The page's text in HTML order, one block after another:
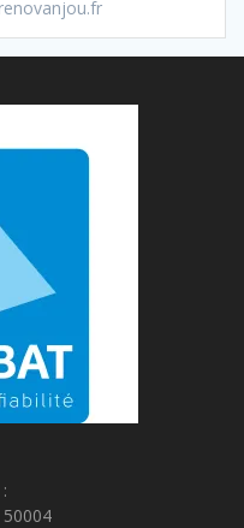
50004